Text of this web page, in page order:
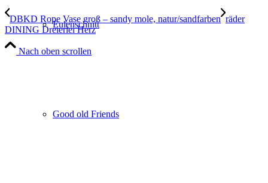
Eulenschnitt
Good old Friends
DBKD Rope Vase groß – sandy mole, natur/sandfarben räder
DINING Dreierlei Herz
Nach oben scrollen